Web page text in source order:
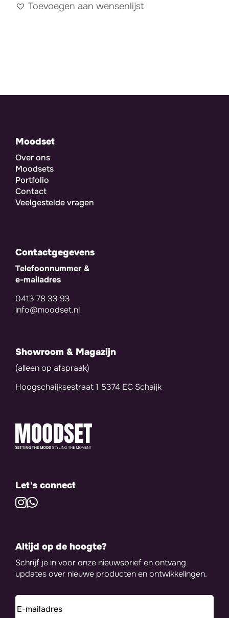
Toevoegen aan wensenlijst
Moodset
Over ons
Moodsets
Portfolio
Contact
Veelgestelde vragen
Contactgegevens
Telefoonnummer &
e-mailadres
0413 78 33 93
info@moodset.nl
Showroom & Magazijn
(alleen op afspraak)
Hoogschaijksestraat 1 5374 EC Schaijk
Let's connect
Altijd op de hoogte?
Schrijf je in voor onze nieuwsbrief en ontvang
updates over nieuwe producten en ontwikkelingen.